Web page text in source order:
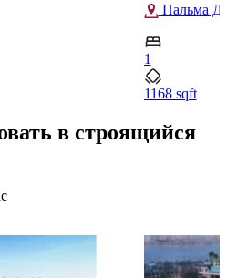
Пальма
1
1168 sqft
в строящийся